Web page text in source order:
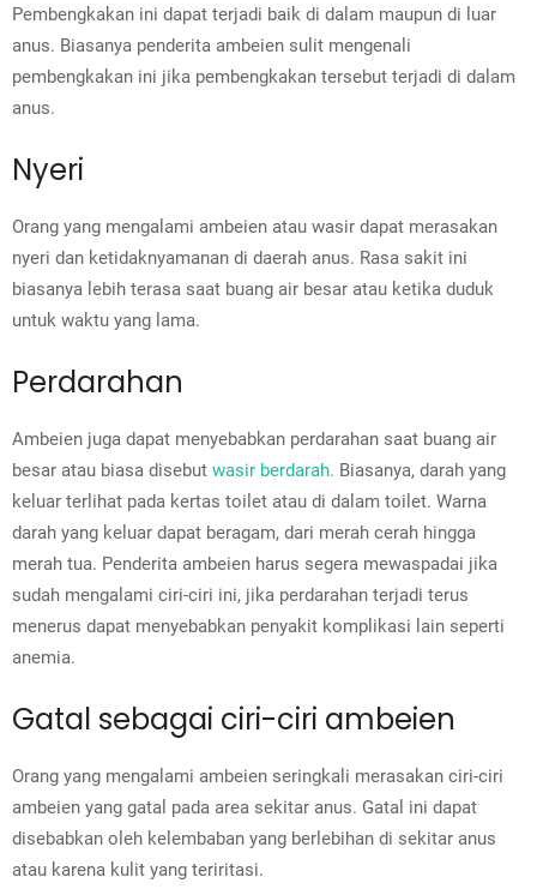
Pembengkakan ini dapat terjadi baik di dalam maupun di luar
anus. Biasanya penderita ambeien sulit mengenali
pembengkakan ini jika pembengkakan tersebut terjadi di dalam
anus.
Nyeri
Orang yang mengalami ambeien atau wasir dapat merasakan
nyeri dan ketidaknyamanan di daerah anus. Rasa sakit ini
biasanya lebih terasa saat buang air besar atau ketika duduk
untuk waktu yang lama.
Perdarahan
Ambeien juga dapat menyebabkan perdarahan saat buang air
besar atau biasa disebut wasir berdarah. Biasanya, darah yang
keluar terlihat pada kertas toilet atau di dalam toilet. Warna
darah yang keluar dapat beragam, dari merah cerah hingga
merah tua. Penderita ambeien harus segera mewaspadai jika
sudah mengalami ciri-ciri ini, jika perdarahan terjadi terus
menerus dapat menyebabkan penyakit komplikasi lain seperti
anemia.
Gatal sebagai ciri-ciri ambeien
Orang yang mengalami ambeien seringkali merasakan ciri-ciri
ambeien yang gatal pada area sekitar anus. Gatal ini dapat
disebabkan oleh kelembaban yang berlebihan di sekitar anus
atau karena kulit yang teriritasi.